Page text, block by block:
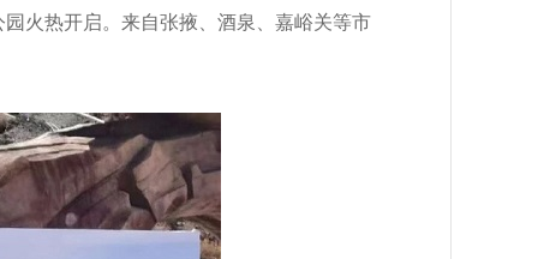
火热开启。来自张掖、酒泉、嘉峪关等市